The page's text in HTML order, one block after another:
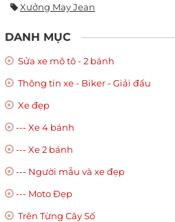
Xưởng May Jean
DANH MỤC
Sửa xe mô tô - 2 bánh
Thông tin xe - Biker - Giải đấu
Xe đẹp
--- Xe 4 bánh
--- Xe 2 bánh
--- Người mẫu và xe đẹp
--- Moto Đẹp
Trên Từng Cây Số